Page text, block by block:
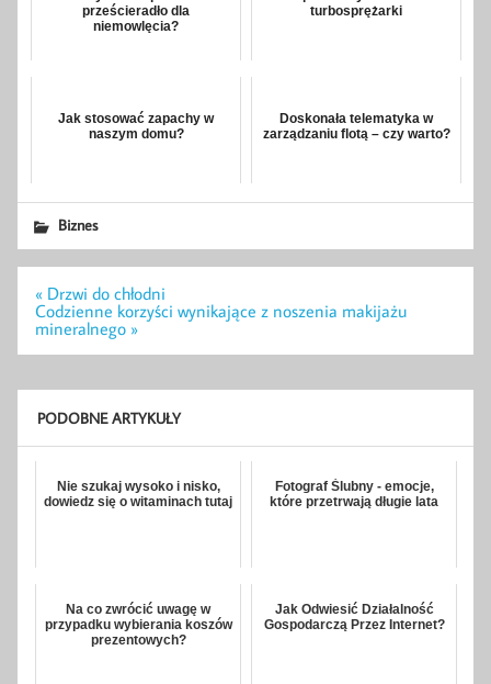
prześcieradło dla
niemowlęcia?
turbosprężarki
Jak stosować zapachy w
naszym domu?
Doskonała telematyka w
zarządzaniu flotą – czy warto?
Biznes
Nawigacja
wpisu
« Drzwi do chłodni
Codzienne korzyści wynikające z noszenia makijażu
mineralnego »
PODOBNE ARTYKUŁY
Nie szukaj wysoko i nisko,
dowiedz się o witaminach tutaj
Fotograf Ślubny - emocje,
które przetrwają długie lata
Na co zwrócić uwagę w
przypadku wybierania koszów
prezentowych?
Jak Odwiesić Działalność
Gospodarczą Przez Internet?